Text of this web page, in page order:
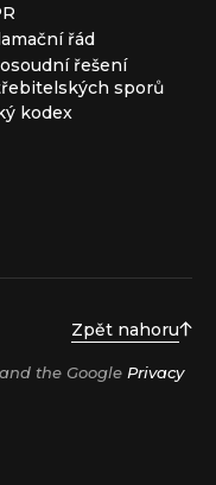
řád
řešení
sporů
kodex
Zpět nahoru
the Google Privacy